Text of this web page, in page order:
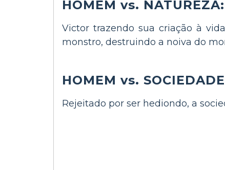
HOMEM vs.
Victor trazendo sua criação à
monstro, destruindo a noiva do
HOMEM vs.
Rejeitado por ser hediondo, a